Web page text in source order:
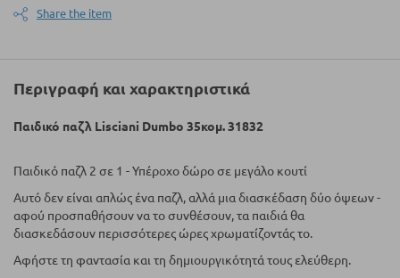
Share the item
Περιγραφή και χαρακτηριστικά
Παιδικό παζλ Lisciani Dumbo 35κομ. 31832
Παιδικό παζλ 2 σε 1 - Υπέροχο δώρο σε μεγάλο κουτί
Αυτό δεν είναι απλώς ένα παζλ, αλλά μια διασκέδαση δύο όψεων -
αφού προσπαθήσουν να το συνθέσουν, τα παιδιά θα
διασκεδάσουν περισσότερες ώρες χρωματίζοντάς το.
Αφήστε τη φαντασία και τη δημιουργικότητά τους ελεύθερη.